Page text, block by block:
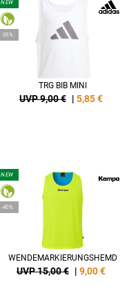
NEW
-35%
TRG BIB MINI
UVP 9,00 € | 5,85€
NEW
-40%
WENDEMARKIERUNGSHEMD
UVP 15,00 € | 9,00€